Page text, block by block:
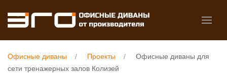
Офисные диваны Проекты
Офисные диваны для
сети тренажерных залов Колизей